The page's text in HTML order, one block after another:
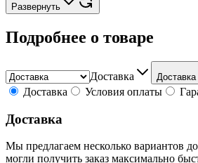
Развернуть
Подробнее о товаре
Доставка Доставка
Доставка Условия оплаты
Доставка
Мы предлагаем несколько вариантов
могли получить заказ максимально